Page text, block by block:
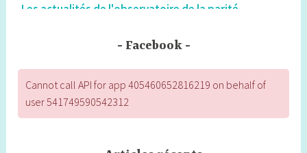
Les actualités de l'observatoire de la parité
L’Observatoire régional de la parité d’Occitanie contribue
hommes en publiant des communiqués qui sont
fréquemment exploités par la presse régionale.
Les étapes du déconfinement à Toulouse
Facebook
Cannot call API for app 405460652816219 on behalf of
user 541749590542312